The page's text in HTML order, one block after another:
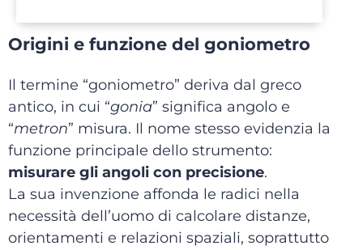
Origini e funzione del goniometro
Il termine “goniometro” deriva dal greco
antico, in cui “gonia” significa angolo e
“metron” misura. Il nome stesso evidenzia la
funzione principale dello strumento:
misurare gli angoli con precisione.
La sua invenzione affonda le radici nella
necessità dell’uomo di calcolare distanze,
orientamenti e relazioni spaziali, soprattutto